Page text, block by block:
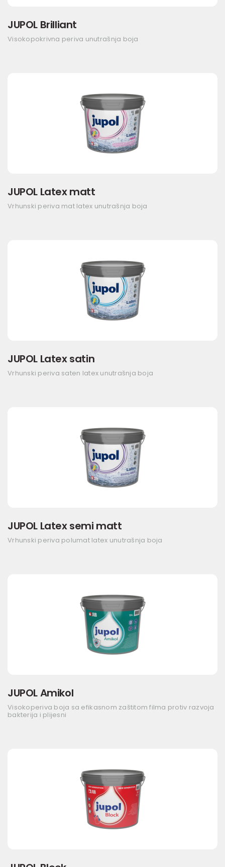
JUPOL Brilliant
Visokopokrivna periva unutrašnja boja
JUPOL Latex matt
Vrhunski periva mat latex unutrašnja boja
JUPOL Latex satin
Vrhunski periva saten latex unutrašnja boja
JUPOL Latex semi matt
Vrhunski periva polumat latex unutrašnja boja
JUPOL Amikol
Visokoperiva boja sa efikasnom zaštitom filma protiv razvoja
bakterija i plijesni